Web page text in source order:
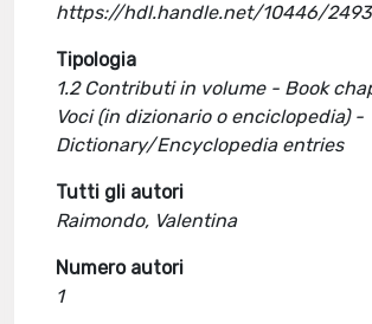
https://hdl.handle.net/10446/
Tipologia
1.2 Contributi in volume - Book
Voci (in dizionario o enciclopedia) -
Dictionary/Encyclopedia entries
Tutti gli autori
Raimondo, Valentina
Numero autori
1